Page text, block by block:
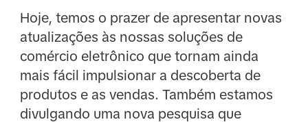
Hoje, temos o prazer de apresentar novas
atualizações às nossas soluções de
comércio eletrônico que tornam ainda
mais fácil impulsionar a descoberta de
produtos e as vendas. Também estamos
divulgando uma nova pesquisa que